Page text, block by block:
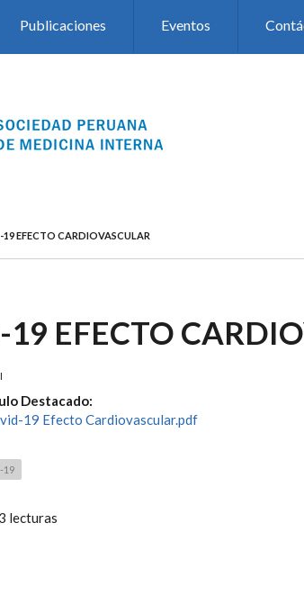
Publicaciones Eventos
EFECTO CARDIOVASCULAR
EFECTO
Destacado:
19 Efecto Cardiovascular.pdf
19
lecturas